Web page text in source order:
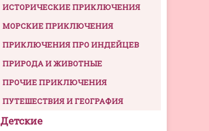
ИСТОРИЧЕСКИЕ ПРИКЛЮЧЕНИЯ
МОРСКИЕ ПРИКЛЮЧЕНИЯ
ПРИКЛЮЧЕНИЯ ПРО ИНДЕЙЦЕВ
ПРИРОДА И ЖИВОТНЫЕ
ПРОЧИЕ ПРИКЛЮЧЕНИЯ
ПУТЕШЕСТВИЯ И ГЕОГРАФИЯ
Детские